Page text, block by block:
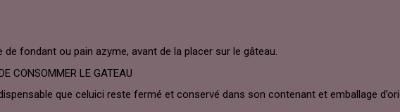
fondant ou pain azyme, avant de la placer sur le gâteau.
CONSOMMER LE GATEAU
que celuici reste fermé et conservé dans son contenant et emballage